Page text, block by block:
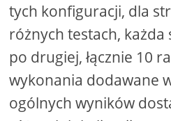
tych konfiguracji, dla
różnych testach, każda
po drugiej, łącznie 10
wykonania dodawane
ogólnych wyników